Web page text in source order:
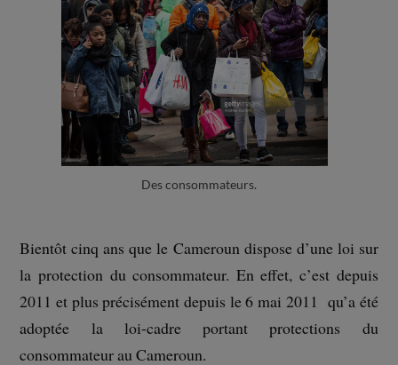
Des consommateurs.
Bientôt cinq ans que le Cameroun dispose d’une loi sur
la protection du consommateur. En effet, c’est depuis
2011 et plus précisément depuis le 6 mai 2011 qu’a été
adoptée la loi-cadre portant protections du
consommateur au Cameroun.